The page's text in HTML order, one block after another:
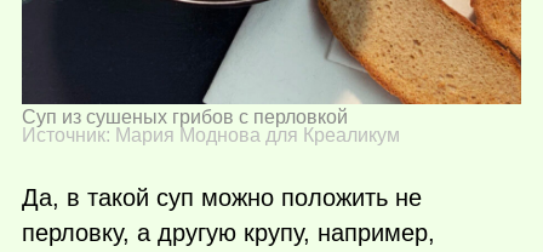
Суп из сушеных грибов с перловкой
Источник: Мария Моднова для Креаликум
Да, в такой суп можно положить не
перловку, а другую крупу, например,